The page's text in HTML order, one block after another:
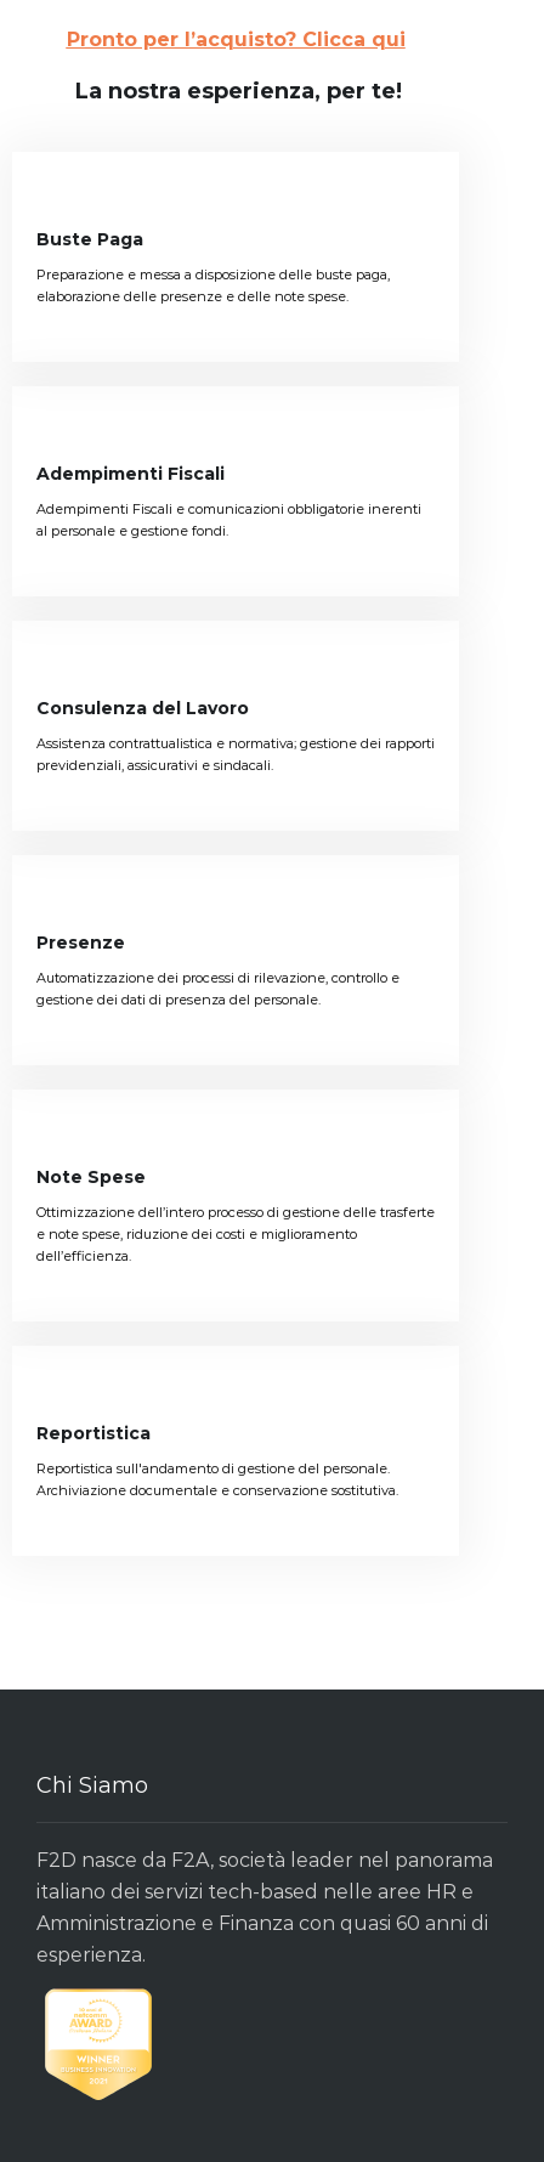
Pronto per l’acquisto? Clicca qui
La nostra esperienza, per te!
Buste Paga
Preparazione e messa a disposizione delle buste paga,
elaborazione delle presenze e delle note spese.
Adempimenti Fiscali
Adempimenti Fiscali e comunicazioni obbligatorie inerenti
al personale e gestione fondi.
Consulenza del Lavoro
Assistenza contrattualistica e normativa; gestione dei rapporti
previdenziali, assicurativi e sindacali.
Presenze
Automatizzazione dei processi di rilevazione, controllo e
gestione dei dati di presenza del personale.
Note Spese
Ottimizzazione dell’intero processo di gestione delle trasferte
e note spese, riduzione dei costi e miglioramento
dell’efficienza.
Reportistica
Reportistica sull'andamento di gestione del personale.
Archiviazione documentale e conservazione sostitutiva.
Chi Siamo
F2D nasce da F2A, società leader nel panorama
italiano dei servizi tech-based nelle aree HR e
Amministrazione e Finanza con quasi 60 anni di
esperienza.